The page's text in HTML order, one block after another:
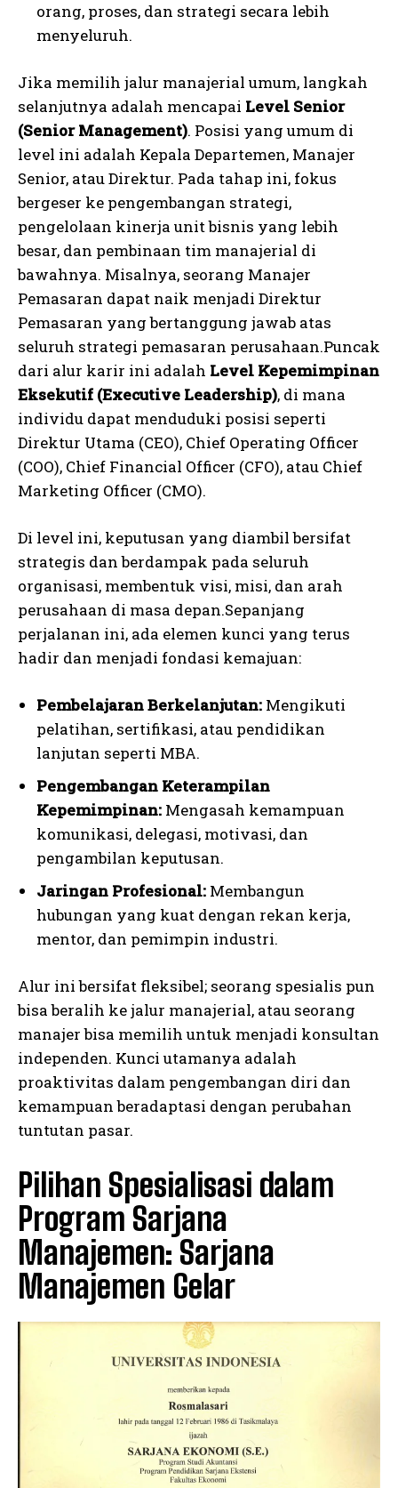
orang, proses, dan strategi secara lebih
menyeluruh.
Jika memilih jalur manajerial umum, langkah
selanjutnya adalah mencapai Level Senior
(Senior Management). Posisi yang umum di
level ini adalah Kepala Departemen, Manajer
Senior, atau Direktur. Pada tahap ini, fokus
bergeser ke pengembangan strategi,
pengelolaan kinerja unit bisnis yang lebih
besar, dan pembinaan tim manajerial di
bawahnya. Misalnya, seorang Manajer
Pemasaran dapat naik menjadi Direktur
Pemasaran yang bertanggung jawab atas
seluruh strategi pemasaran perusahaan.Puncak
dari alur karir ini adalah Level Kepemimpinan
Eksekutif (Executive Leadership), di mana
individu dapat menduduki posisi seperti
Direktur Utama (CEO), Chief Operating Officer
(COO), Chief Financial Officer (CFO), atau Chief
Marketing Officer (CMO).
Di level ini, keputusan yang diambil bersifat
strategis dan berdampak pada seluruh
organisasi, membentuk visi, misi, dan arah
perusahaan di masa depan.Sepanjang
perjalanan ini, ada elemen kunci yang terus
hadir dan menjadi fondasi kemajuan:
Pembelajaran Berkelanjutan: Mengikuti
pelatihan, sertifikasi, atau pendidikan
lanjutan seperti MBA.
Pengembangan Keterampilan
Kepemimpinan: Mengasah kemampuan
komunikasi, delegasi, motivasi, dan
pengambilan keputusan.
Jaringan Profesional: Membangun
hubungan yang kuat dengan rekan kerja,
mentor, dan pemimpin industri.
Alur ini bersifat fleksibel; seorang spesialis pun
bisa beralih ke jalur manajerial, atau seorang
manajer bisa memilih untuk menjadi konsultan
independen. Kunci utamanya adalah
proaktivitas dalam pengembangan diri dan
kemampuan beradaptasi dengan perubahan
tuntutan pasar.
Pilihan Spesialisasi dalam
Program Sarjana
Manajemen: Sarjana
Manajemen Gelar